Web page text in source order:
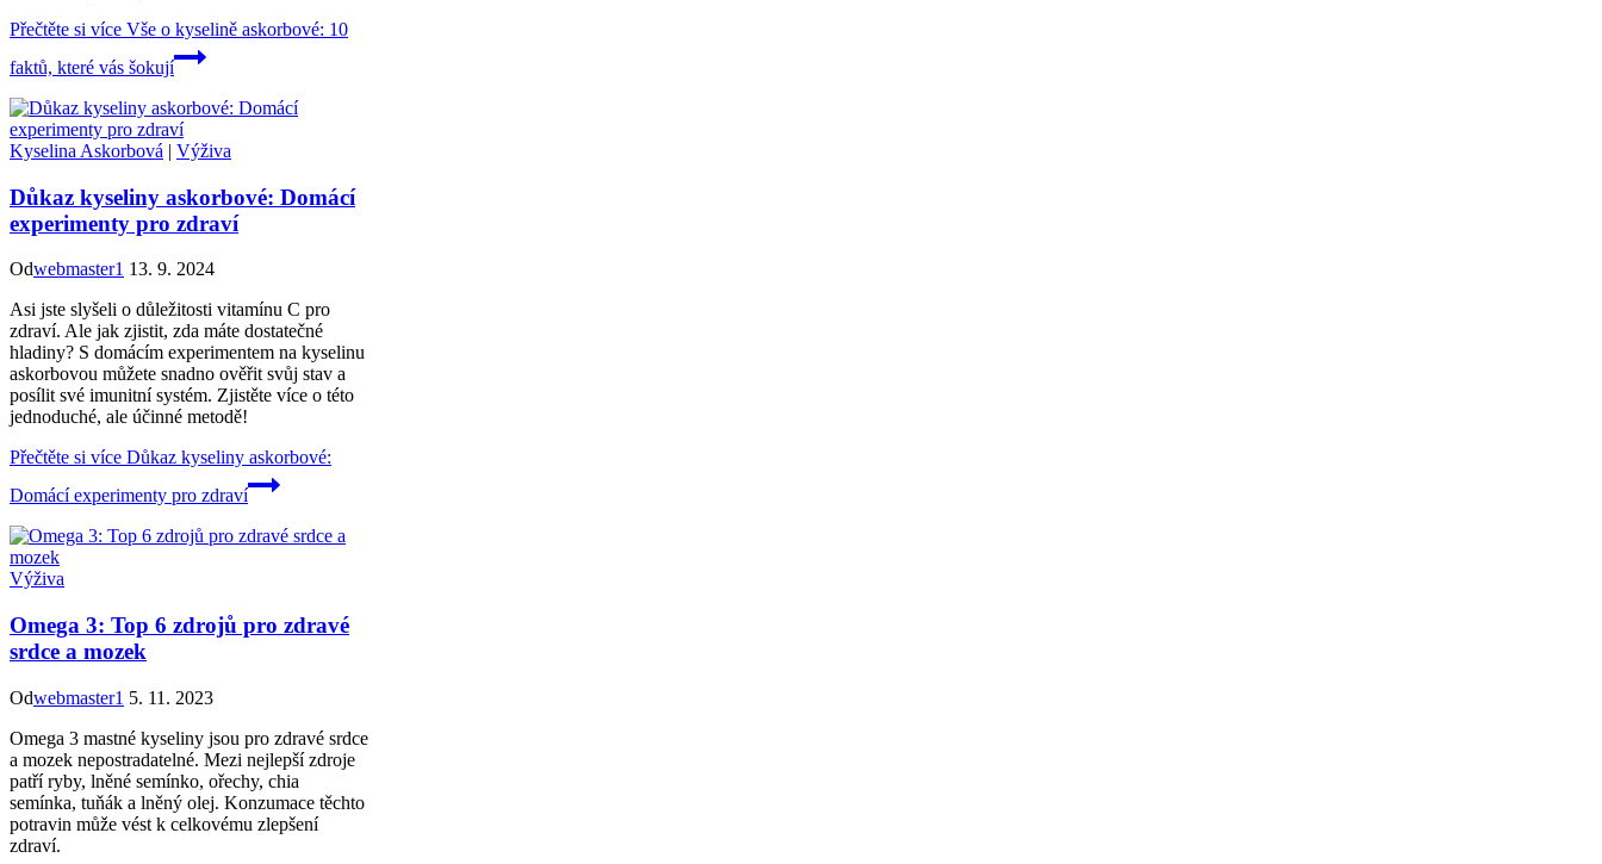
Přečtěte si více Vše o kyselině askorbové: 10
faktů, které vás šokují
Kyselina Askorbová | Výživa
Důkaz kyseliny askorbové: Domácí
experimenty pro zdraví
Odwebmaster1 13. 9. 2024
Asi jste slyšeli o důležitosti vitamínu C pro
zdraví. Ale jak zjistit, zda máte dostatečné
hladiny? S domácím experimentem na kyselinu
askorbovou můžete snadno ověřit svůj stav a
posílit své imunitní systém. Zjistěte více o této
jednoduché, ale účinné metodě!
Přečtěte si více Důkaz kyseliny askorbové:
Domácí experimenty pro zdraví
Výživa
Omega 3: Top 6 zdrojů pro zdravé
srdce a mozek
Odwebmaster1 5. 11. 2023
Omega 3 mastné kyseliny jsou pro zdravé srdce
a mozek nepostradatelné. Mezi nejlepší zdroje
patří ryby, lněné semínko, ořechy, chia
semínka, tuňák a lněný olej. Konzumace těchto
potravin může vést k celkovému zlepšení
zdraví.